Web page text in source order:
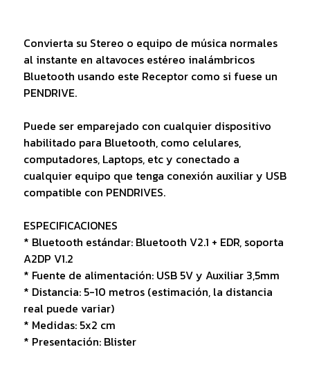
Convierta su Stereo o equipo de música normales
al instante en altavoces estéreo inalámbricos
Bluetooth usando este Receptor como si fuese un
PENDRIVE.
Puede ser emparejado con cualquier dispositivo
habilitado para Bluetooth, como celulares,
computadores, Laptops, etc y conectado a
cualquier equipo que tenga conexión auxiliar y USB
compatible con PENDRIVES.
ESPECIFICACIONES
* Bluetooth estándar: Bluetooth V2.1 + EDR, soporta
A2DP V1.2
* Fuente de alimentación: USB 5V y Auxiliar 3,5mm
* Distancia: 5-10 metros (estimación, la distancia
real puede variar)
* Medidas: 5x2 cm
* Presentación: Blister